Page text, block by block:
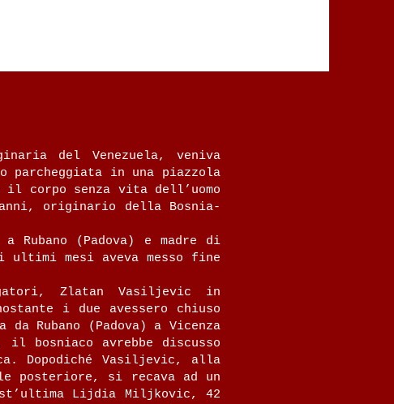
del Venezuela, veniva
in una piazzola
corpo senza vita dell’uomo
originario della Bosnia-
Rubano (Padova) e madre di
mesi aveva messo fine
Zlatan Vasiljevic in
i due avessero chiuso
Rubano (Padova) a Vicenza
bosniaco avrebbe discusso
Dopodiché Vasiljevic, alla
posteriore, si recava ad un
Lijdia Miljkovic, 42